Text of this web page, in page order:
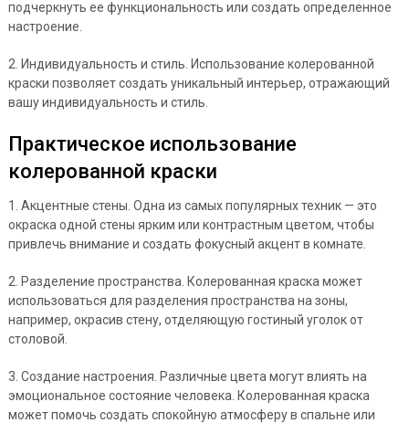
подчеркнуть ее функциональность или создать определенное
настроение.
2. Индивидуальность и стиль. Использование колерованной
краски позволяет создать уникальный интерьер, отражающий
вашу индивидуальность и стиль.
Практическое использование
колерованной краски
1. Акцентные стены. Одна из самых популярных техник — это
окраска одной стены ярким или контрастным цветом, чтобы
привлечь внимание и создать фокусный акцент в комнате.
2. Разделение пространства. Колерованная краска может
использоваться для разделения пространства на зоны,
например, окрасив стену, отделяющую гостиный уголок от
столовой.
3. Создание настроения. Различные цвета могут влиять на
эмоциональное состояние человека. Колерованная краска
может помочь создать спокойную атмосферу в спальне или